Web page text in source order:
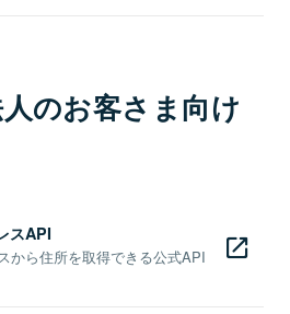
のお客さま向け
スAPI
から住所を取得できる公式API